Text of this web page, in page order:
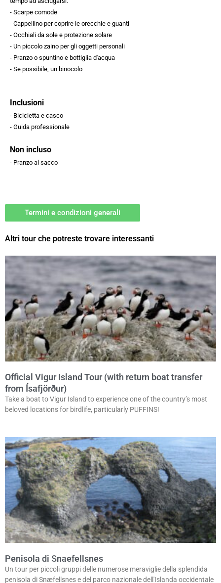
- Scarpe comode
- Cappellino per coprire le orecchie e guanti
- Occhiali da sole e protezione solare
- Un piccolo zaino per gli oggetti personali
- Pranzo o spuntino e bottiglia d'acqua
- Se possibile, un binocolo
Inclusioni
- Bicicletta e casco
- Guida professionale
Non incluso
- Pranzo al sacco
Termini e condizioni generali
Altri tour che potreste trovare interessanti
Official Vigur Island Tour (with return boat transfer
from Ísafjörður)
Take a boat to Vigur Island to experience one of the country’s most
beloved locations for birdlife, particularly PUFFINS!
Penisola di Snaefellsnes
Un tour per piccoli gruppi delle numerose meraviglie della splendida
penisola di Snæfellsnes e del parco nazionale dell'Islanda occidentale